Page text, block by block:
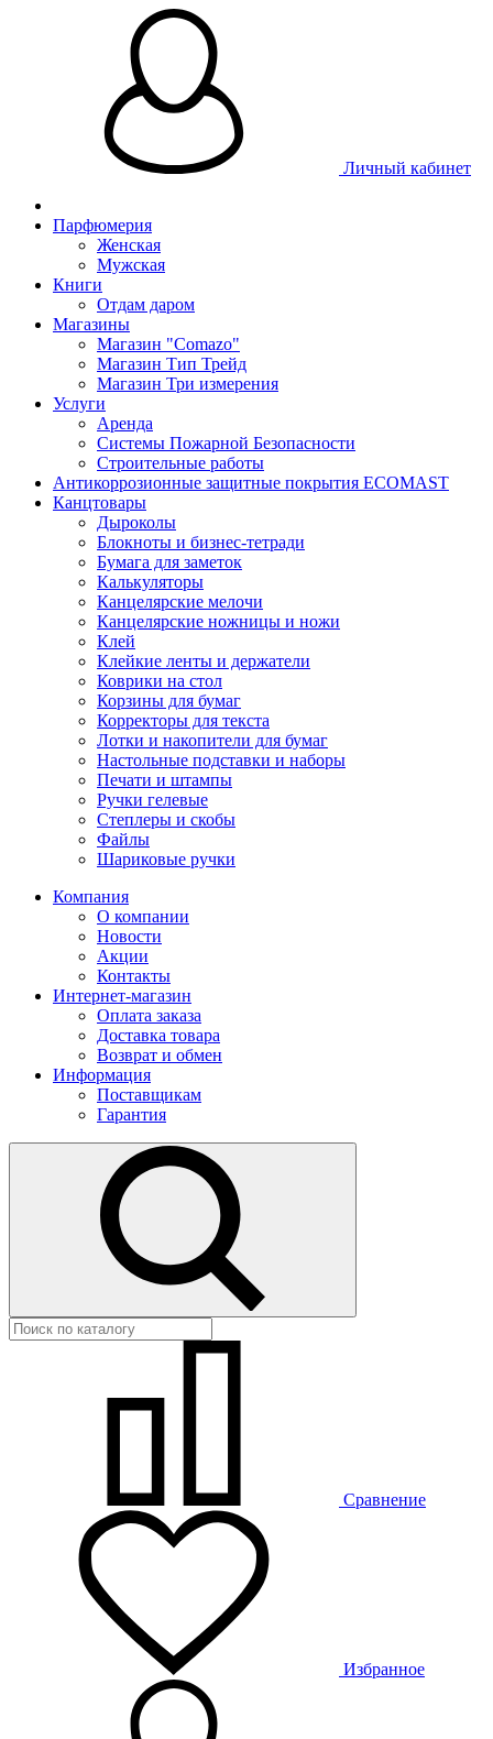
Личный кабинет
Парфюмерия
Женская
Мужская
Книги
Отдам даром
Магазины
Магазин "Comazo"
Магазин Тип Трейд
Магазин Три измерения
Услуги
Аренда
Системы Пожарной Безопасности
Строительные работы
Антикоррозионные защитные покрытия ECOMAST
Канцтовары
Дыроколы
Блокноты и бизнес-тетради
Бумага для заметок
Калькуляторы
Канцелярские мелочи
Канцелярские ножницы и ножи
Клей
Клейкие ленты и держатели
Коврики на стол
Корзины для бумаг
Корректоры для текста
Лотки и накопители для бумаг
Настольные подставки и наборы
Печати и штампы
Ручки гелевые
Степлеры и скобы
Файлы
Шариковые ручки
Компания
О компании
Новости
Акции
Контакты
Интернет-магазин
Оплата заказа
Доставка товара
Возврат и обмен
Информация
Поставщикам
Гарантия
Сравнение
Избранное